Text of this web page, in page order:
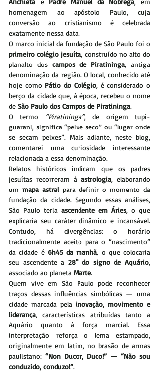
homenagem ao apóstolo Paulo, cuja
conversão ao cristianismo é celebrada
exatamente nessa data.
primeiro colégio jesuíta, construído no alto do
planalto dos campos de Piratininga, antiga
denominação da região. O local, conhecido até
hoje como Pátio do Colégio, é considerado o
berço da cidade que, à época, recebeu o nome
de São Paulo dos Campos de Piratininga.
O termo
“Piratininga”, de origem tupi-
guarani, significa “peixe seco” ou “lugar onde
se secam peixes”. Mais adiante, neste blog,
comentarei uma curiosidade interessante
relacionada a essa denominação.
Relatos históricos indicam que os padres
jesuítas recorreram à astrologia, elaborando
um mapa astral para definir o momento da
fundação da cidade. Segundo essas análises,
São Paulo teria ascendente em Áries, o que
explicaria seu caráter dinâmico e incansável.
Contudo, há divergências: o horário
tradicionalmente aceito para o “nascimento”
da cidade é 6h45 da manhã, o que colocaria
seu ascendente a 28° do signo de Aquário,
associado ao planeta Marte.
Quem vive em São Paulo pode reconhecer
traços dessas influências simbólicas — uma
cidade marcada pela inovação, movimento e
liderança, características atribuídas tanto a
Aquário quanto à força marcial. Essa
interpretação reforça o lema estampado,
originalmente em latim, no brasão de armas
paulistano: “Non Ducor, Duco!” — “Não sou
conduzido, conduzo!”.